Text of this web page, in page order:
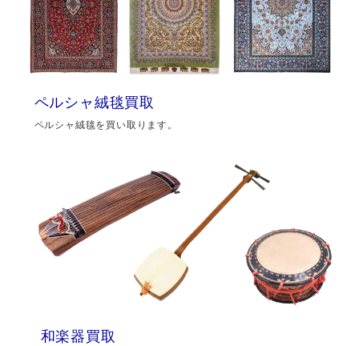
ペルシャ絨毯買取
ペルシャ絨毯を買い取ります。
和楽器買取